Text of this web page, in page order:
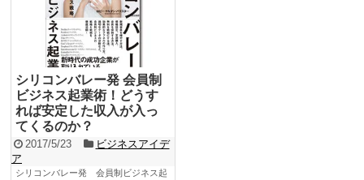
シリコンバレー発 会員制
ビジネス起業術！どうす
れば安定した収入が入っ
てくるのか？
2017/5/23
ビジネスアイデ
ア
シリコンバレー発 会員制ビジネス起